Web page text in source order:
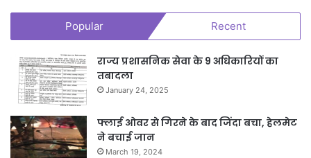
Popular Recent
राज्य प्रशासनिक सेवा के 9 अधिकारियों का
तबादला
January 24, 2025
फ्लाई ओवर से गिरने के बाद जिंदा बचा, हेलमेट
ने बचाई जान
March 19, 2024